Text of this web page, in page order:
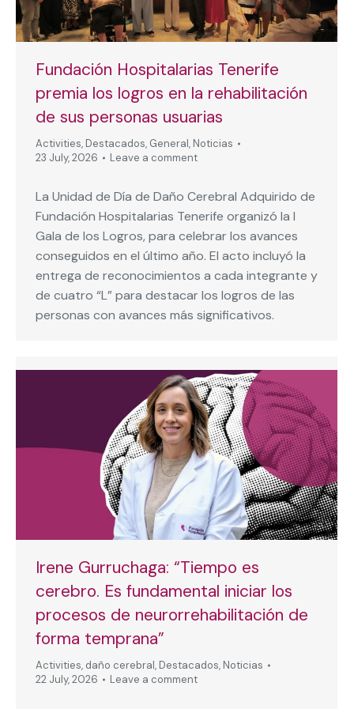
Fundación Hospitalarias Tenerife
premia los logros en la rehabilitación
de sus personas usuarias
Activities, Destacados, General, Noticias
23 July, 2026
Leave a comment
La Unidad de Día de Daño Cerebral Adquirido de
Fundación Hospitalarias Tenerife organizó la I
Gala de los Logros, para celebrar los avances
conseguidos en el último año. El acto incluyó la
entrega de reconocimientos a cada integrante y
de cuatro “L” para destacar los logros de las
personas con avances más significativos.
Irene Gurruchaga: “Tiempo es
cerebro. Es fundamental iniciar los
procesos de neurorrehabilitación de
forma temprana”
Activities, daño cerebral, Destacados, Noticias
22 July, 2026
Leave a comment